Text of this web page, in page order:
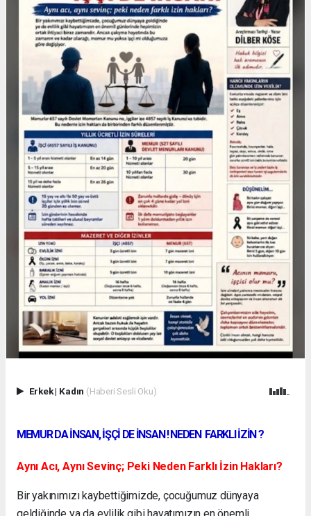
Erkek| Kadın (Haberi Sesli Oku)
MEMUR DA İNSAN, İŞÇİ DE İNSAN ! NEDEN FARKLI İZİN ?
Aynı Acı, Aynı Sevinç; Peki Neden Farklı İzin Hakları?
Bir yakınımızı kaybettiğimizde, çocuğumuz dünyaya